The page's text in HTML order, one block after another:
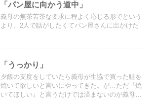
「パン屋に向かう道中」
義母の無茶苦茶な要求に程よく応じる形でという
より、2人で話がしたくてパン屋さんに出かけた
「うっかり」
夕飯の支度をしていたら義母が生協で買った鮭を
焼いて欲しいと言いにやってきた。が…ただ『焼
いてほしい』と言うだけでは済まないのが義母…